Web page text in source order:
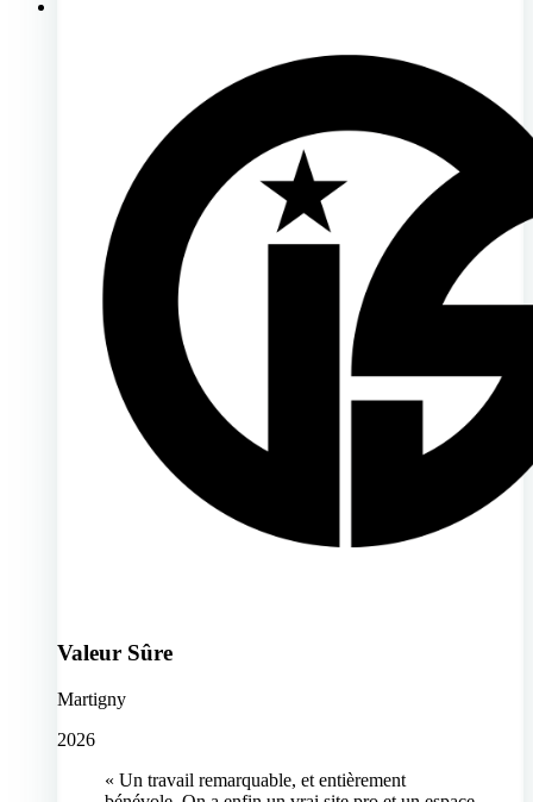
Valeur Sûre
Martigny
2026
« Un travail remarquable, et entièrement